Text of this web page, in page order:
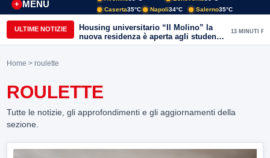
MENÙ
+
Caserta35°C Napoli34°C Salerno35°C
ULTIME NOTIZIE
Housing universitario “Il Molino” la
nuova residenza è aperta agli studenti
del Conservatorio “Nicola Sala” e
13 MINUTI FA
Home > roulette
ROULETTE
Tutte le notizie, gli approfondimenti e gli aggiornamenti della
sezione.